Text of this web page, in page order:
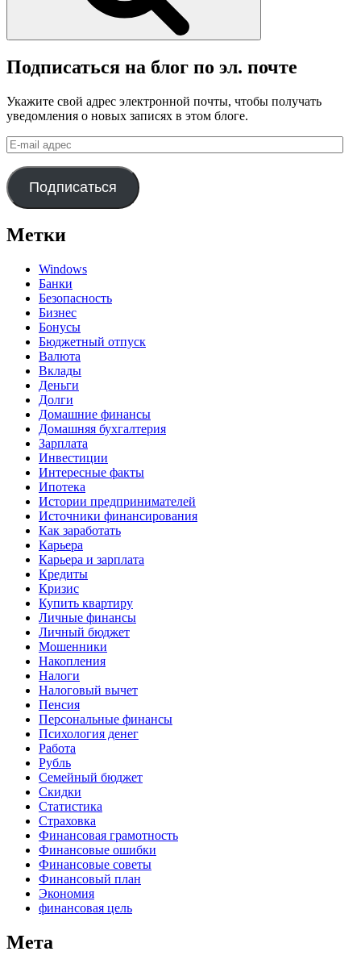
Подписаться на блог по эл. почте
Укажите свой адрес электронной почты, чтобы получать
уведомления о новых записях в этом блоге.
E-
mail
адрес
Подписаться
Метки
Windows
Банки
Безопасность
Бизнес
Бонусы
Бюджетный отпуск
Валюта
Вклады
Деньги
Долги
Домашние финансы
Домашняя бухгалтерия
Зарплата
Инвестиции
Интересные факты
Ипотека
Истории предпринимателей
Источники финансирования
Как заработать
Карьера
Карьера и зарплата
Кредиты
Кризис
Купить квартиру
Личные финансы
Личный бюджет
Мошенники
Накопления
Налоги
Налоговый вычет
Пенсия
Персональные финансы
Психология денег
Работа
Рубль
Семейный бюджет
Скидки
Статистика
Страховка
Финансовая грамотность
Финансовые ошибки
Финансовые советы
Финансовый план
Экономия
финансовая цель
Мета